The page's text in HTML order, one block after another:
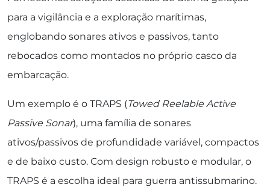
para a vigilância e a exploração marítimas,
englobando sonares ativos e passivos, tanto
rebocados como montados no próprio casco da
embarcação.
Um exemplo é o TRAPS (Towed Reelable Active
Passive Sonar), uma família de sonares
ativos/passivos de profundidade variável, compactos
e de baixo custo. Com design robusto e modular, o
TRAPS é a escolha ideal para guerra antissubmarino.